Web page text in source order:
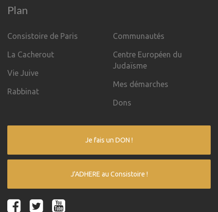
Plan
Consistoire de Paris
La Cacherout
Vie Juive
Rabbinat
Communautés
Centre Européen du
Judaïsme
Mes démarches
Dons
Je fais un DON !
J'ADHERE au Consistoire !